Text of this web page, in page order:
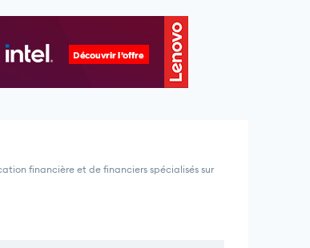
financière et de financiers spécialisés sur